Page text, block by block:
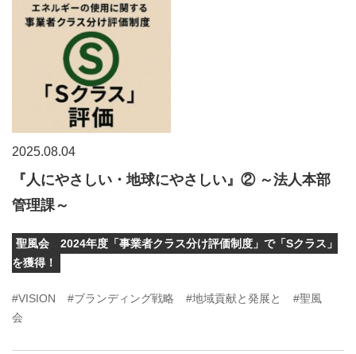
2025.08.04
『人にやさしい・地球にやさしい』② ～法人本部
管理課～
聖風会 2024年度「事業者クラス分け評価制度」で「Sクラス」
を獲得！
#VISION #ブランディング戦略 #地域貢献と発展と
#聖風
会